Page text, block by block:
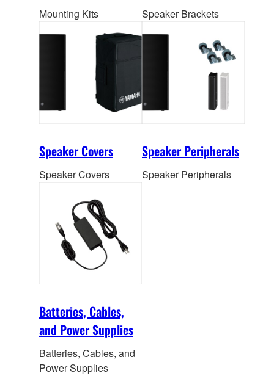
Mounting Kits Speaker Brackets
Speaker Covers
Speaker Covers
Speaker Peripherals
Speaker Peripherals
Batteries, Cables,
and Power Supplies
Batteries, Cables, and
Power Supplies